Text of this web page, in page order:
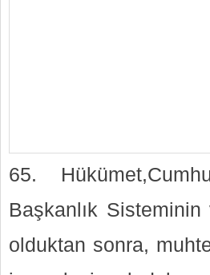
65.
Başkanlık
olduktan sonra,